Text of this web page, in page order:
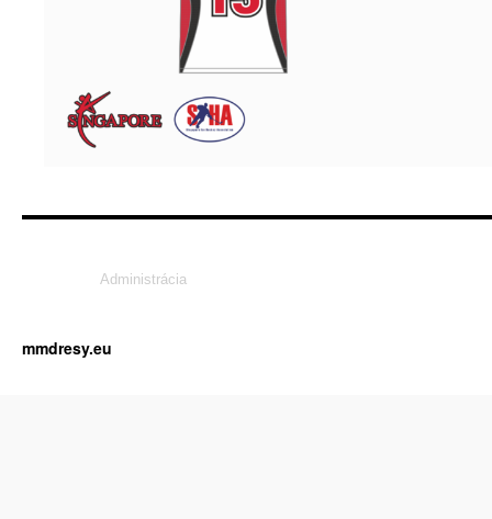
Administrácia
mmdresy.eu